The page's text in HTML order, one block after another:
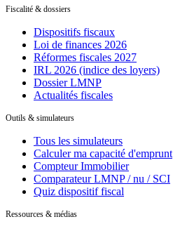
Fiscalité & dossiers
Dispositifs fiscaux
Loi de finances 2026
Réformes fiscales 2027
IRL 2026 (indice des loyers)
Dossier LMNP
Actualités fiscales
Outils & simulateurs
Tous les simulateurs
Calculer ma capacité d'emprunt
Compteur Immobilier
Comparateur LMNP / nu / SCI
Quiz dispositif fiscal
Ressources & médias